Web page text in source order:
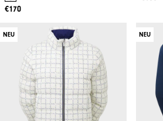
€170
NEU NEU